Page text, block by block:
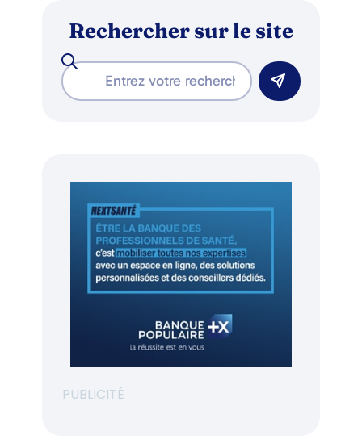
Rechercher sur le site
PUBLICITÉ